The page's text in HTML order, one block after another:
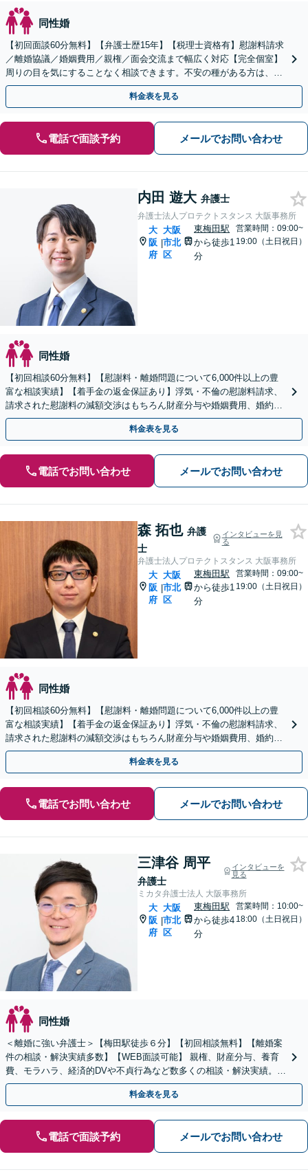
同性婚
【初回面談60分無料】【弁護士歴15年】【税理士資格有】慰謝料請求
／離婚協議／婚姻費用／親権／面会交流まで幅広く対応【完全個室】
周りの目を気にすることなく相談できます。不安の種がある方は、ま
ずはご相談ください。
料金表を見る
電話で面談予約 メールでお問い合わせ
内田 遊大 弁護士
弁護士法人プロテクトスタンス 大阪事務所
大
阪
府
|
大阪
市北
区
東梅田駅
から徒歩1
分
営業時間：09:00~
19:00（土日祝日）
同性婚
【初回相談60分無料】【慰謝料・離婚問題について6,000件以上の豊
富な相談実績】【着手金の返金保証あり】浮気・不倫の慰謝料請求、
請求された慰謝料の減額交渉はもちろん財産分与や婚姻費用、婚約破
棄など様々な離婚・男女問題の解決実績が豊富です。
料金表を見る
電話でお問い合わせ メールでお問い合わせ
森 拓也 弁護
士
インタビューを見
る
弁護士法人プロテクトスタンス 大阪事務所
大
阪
府
|
大阪
市北
区
東梅田駅
から徒歩1
分
営業時間：09:00~
19:00（土日祝日）
同性婚
【初回相談60分無料】【慰謝料・離婚問題について6,000件以上の豊
富な相談実績】【着手金の返金保証あり】浮気・不倫の慰謝料請求、
請求された慰謝料の減額交渉はもちろん財産分与や婚姻費用、婚約破
棄など様々な離婚・男女問題の解決実績が豊富です。
料金表を見る
電話でお問い合わせ メールでお問い合わせ
三津谷 周平
弁護士
インタビューを
見る
ミカタ弁護士法人 大阪事務所
大
阪
府
|
大阪
市北
区
東梅田駅
から徒歩4
分
営業時間：10:00~
18:00（土日祝日）
同性婚
＜離婚に強い弁護士＞【梅田駅徒歩６分】【初回相談無料】【離婚案
件の相談・解決実績多数】【WEB面談可能】 親権、財産分与、養育
費、モラハラ、経済的DVや不貞行為など数多くの相談・解決実績。
あなたのお悩みに親身に寄り添います。
料金表を見る
電話で面談予約 メールでお問い合わせ